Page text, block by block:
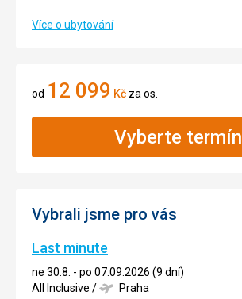
Více o ubytování
od 12 099 Kč za os.
Vyberte termín
Vybrali jsme pro vás
Last minute
ne 30.8. - po 07.09.2026 (9 dní)
All Inclusive / Praha